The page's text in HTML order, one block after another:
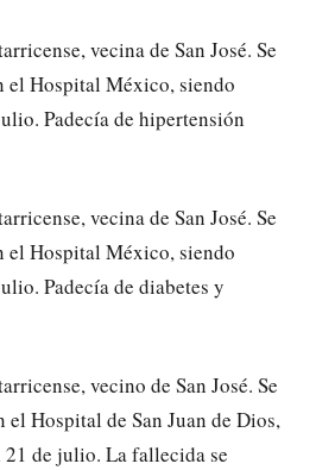
vecina de San José. Se
el Hospital México, siendo
Padecía de hipertensión
vecina de San José. Se
el Hospital México, siendo
Padecía de diabetes y
vecino de San José. Se
Hospital de San Juan de Dios,
de julio. La fallecida se